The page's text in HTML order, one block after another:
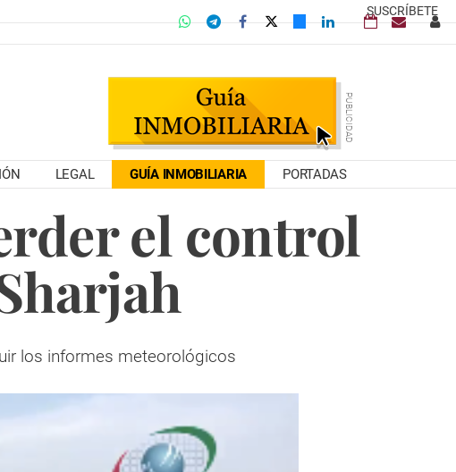
SUSCRÍBETE
LEGAL GUÍA INMOBILIARIA PORTADAS
el control
los informes meteorológicos